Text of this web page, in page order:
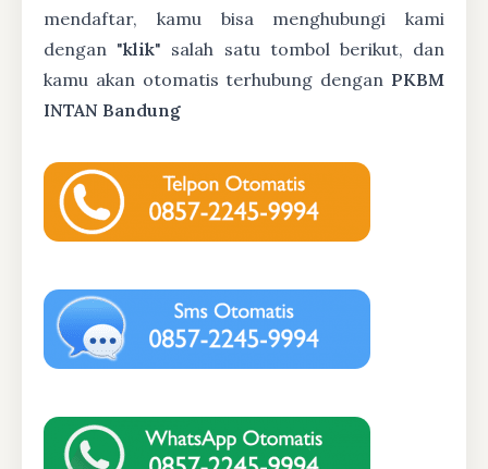
mendaftar, kamu bisa menghubungi kami
dengan "klik" salah satu tombol berikut, dan
kamu akan otomatis terhubung dengan PKBM
INTAN Bandung